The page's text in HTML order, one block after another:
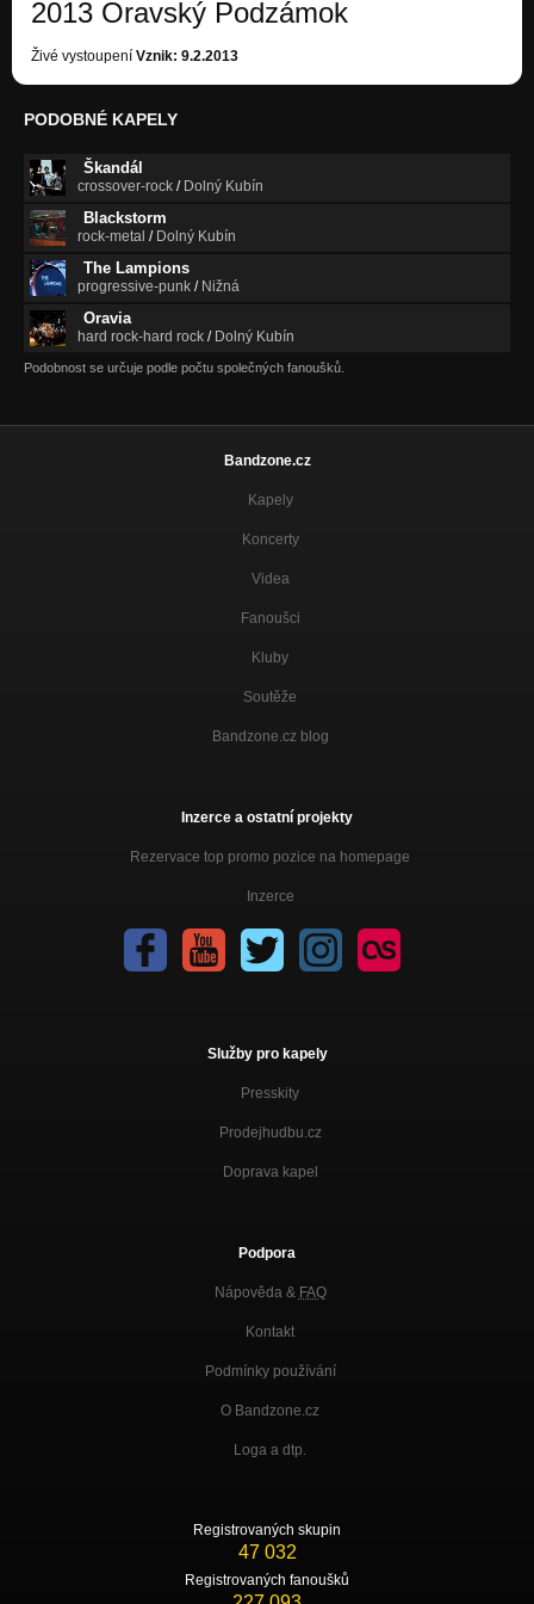
Deň za dňom
Deň za dňom
03 Jeseň
Deň za dňom
04 2012
Deň za dňom
05 Deň za dňom
Deň za dňom
06 Tvár
07 Prečo
2013 Oravský Podzámok
Živé vystoupení Vznik: 9.2.2013
PODOBNÉ KAPELY
Škandál
crossover-rock / Dolný Kubín
Blackstorm
rock-metal / Dolný Kubín
The Lampions
progressive-punk / Nižná
Oravia
hard rock-hard rock / Dolný Kubín
Podobnost se určuje podle počtu společných fanoušků.
Bandzone.cz
Kapely
Koncerty
Videa
Fanoušci
Kluby
Soutěže
Bandzone.cz blog
Inzerce a ostatní projekty
Rezervace top promo pozice na homepage
Inzerce
Služby pro kapely
Presskity
Prodejhudbu.cz
Doprava kapel
Podpora
Nápověda & FAQ
Kontakt
Podmínky používání
O Bandzone.cz
Loga a dtp.
Registrovaných skupin
47 032
Registrovaných fanoušků